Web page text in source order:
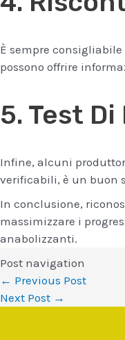
È sempre
possono offrire
5. Test
Infine, alcuni
verificabili, è un buon
In conclusione,
massimizzare i
anabolizzanti.
Post navigation
← Previous Post
Next Post →